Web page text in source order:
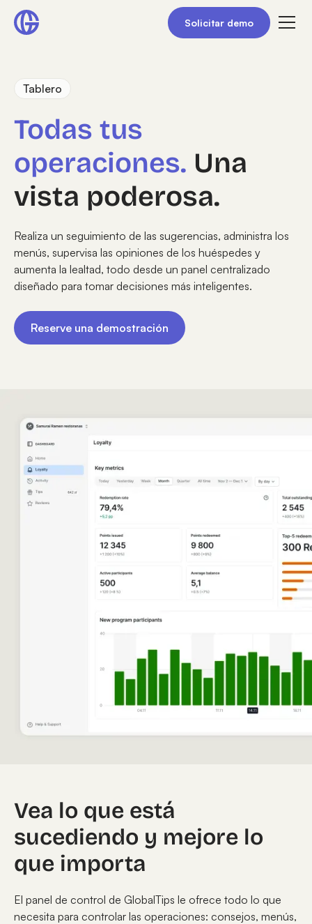
Solicitar demo
Tablero
Todas tus
operaciones. Una
vista poderosa.
Realiza un seguimiento de las sugerencias, administra los
menús, supervisa las opiniones de los huéspedes y
aumenta la lealtad, todo desde un panel centralizado
diseñado para tomar decisiones más inteligentes.
Reserve una demostración
Vea lo que está
sucediendo y mejore lo
que importa
El panel de control de GlobalTips le ofrece todo lo que
necesita para controlar las operaciones: consejos, menús,